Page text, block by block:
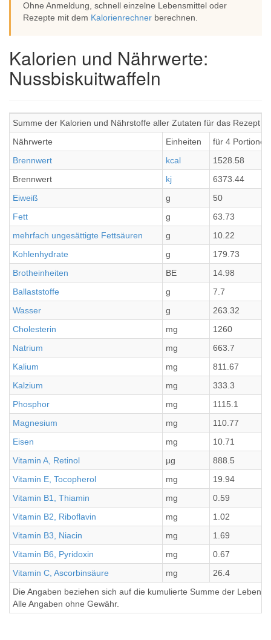
Ohne Anmeldung, schnell einzelne Lebensmittel oder
Rezepte mit dem Kalorienrechner berechnen.
Kalorien und Nährwerte:
Nussbiskuitwaffeln
Summe der Kalorien und Nährstoffe aller Zutaten für das Rezept
Nährwerte
Einheiten
für 4 Portionen
Brennwert
kcal
1528.58
Brennwert
kj
6373.44
Eiweiß
g
50
Fett
g
63.73
mehrfach ungesättigte Fettsäuren
g
10.22
Kohlenhydrate
g
179.73
Brotheinheiten
BE
14.98
Ballaststoffe
g
7.7
Wasser
g
263.32
Cholesterin
mg
1260
Natrium
mg
663.7
Kalium
mg
811.67
Kalzium
mg
333.3
Phosphor
mg
1115.1
Magnesium
mg
110.77
Eisen
mg
10.71
Vitamin A, Retinol
µg
888.5
Vitamin E, Tocopherol
mg
19.94
Vitamin B1, Thiamin
mg
0.59
Vitamin B2, Riboflavin
mg
1.02
Vitamin B3, Niacin
mg
1.69
Vitamin B6, Pyridoxin
mg
0.67
Vitamin C, Ascorbinsäure
mg
26.4
Die Angaben beziehen sich auf die kumulierte Summe der
Alle Angaben ohne Gewähr.